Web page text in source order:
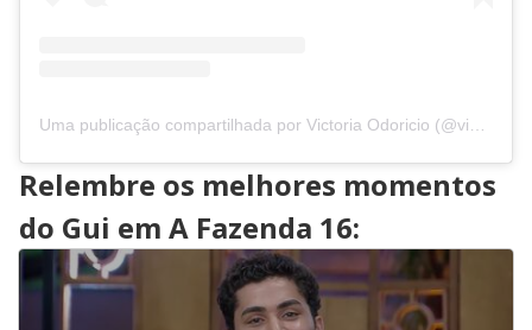
Uma publicação compartilhada por Victoria Odoricio (@vidoricio)
Relembre os melhores momentos
do Gui em A Fazenda 16: